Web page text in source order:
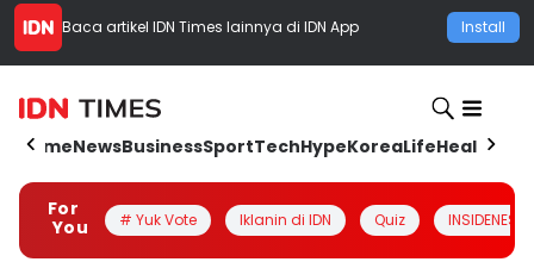
Baca artikel IDN Times lainnya di IDN App Install
HomeNewsBusinessSportTechHypeKoreaLifeHealth
For
You
# Yuk Vote Iklanin di IDN Quiz INSIDENESIA